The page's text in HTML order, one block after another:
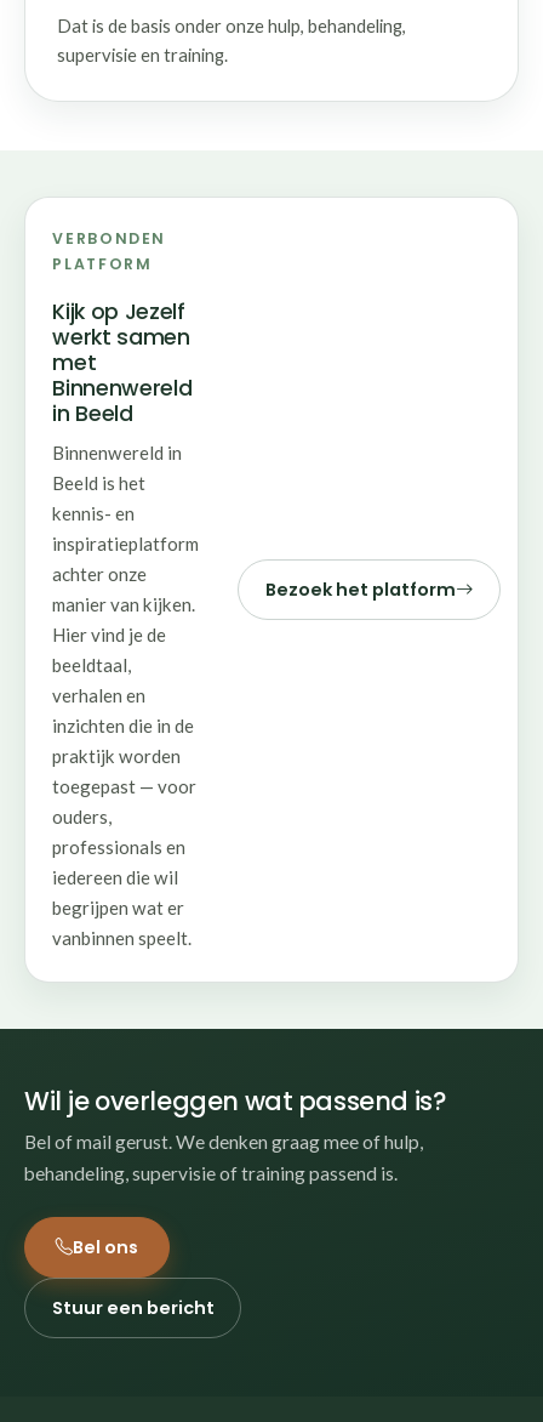
Dat is de basis onder onze hulp, behandeling,
supervisie en training.
VERBONDEN
PLATFORM
Kijk op Jezelf
werkt samen
met
Binnenwereld
in Beeld
Binnenwereld in
Beeld is het
kennis- en
inspiratieplatform
achter onze
manier van kijken.
Hier vind je de
beeldtaal,
verhalen en
inzichten die in de
praktijk worden
toegepast — voor
ouders,
professionals en
iedereen die wil
begrijpen wat er
vanbinnen speelt.
Bezoek het platform
Wil je overleggen wat passend is?
Bel of mail gerust. We denken graag mee of hulp,
behandeling, supervisie of training passend is.
Bel ons
Stuur een bericht